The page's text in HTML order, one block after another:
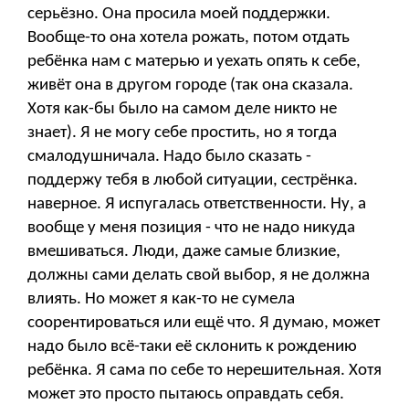
серьёзно. Она просила моей поддержки.
Вообще-то она хотела рожать, потом отдать
ребёнка нам с матерью и уехать опять к себе,
живёт она в другом городе (так она сказала.
Хотя как-бы было на самом деле никто не
знает). Я не могу себе простить, но я тогда
смалодушничала. Надо было сказать -
поддержу тебя в любой ситуации, сестрёнка.
наверное. Я испугалась ответственности. Ну, а
вообще у меня позиция - что не надо никуда
вмешиваться. Люди, даже самые близкие,
должны сами делать свой выбор, я не должна
влиять. Но может я как-то не сумела
соорентироваться или ещё что. Я думаю, может
надо было всё-таки её склонить к рождению
ребёнка. Я сама по себе то нерешительная. Хотя
может это просто пытаюсь оправдать себя.